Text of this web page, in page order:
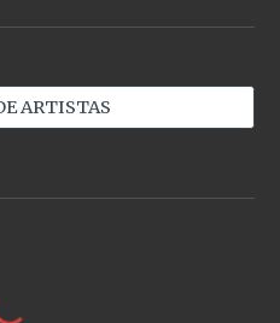
ARTISTAS